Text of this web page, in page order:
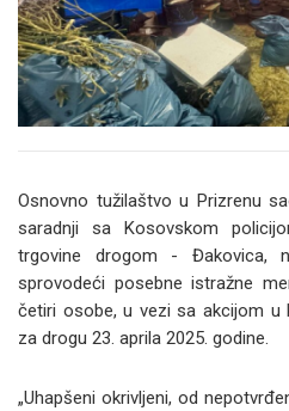
Osnovno tužilaštvo u Prizrenu
saradnji sa Kosovskom
trgovine drogom - Đakovica,
sprovodeći posebne istražne
četiri osobe, u vezi sa akcijom u
za drogu 23. aprila 2025. godine.
„Uhapšeni okrivljeni, od